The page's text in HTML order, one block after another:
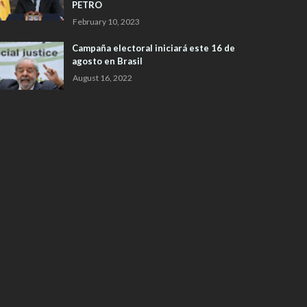
PETRO
February 10, 2023
Campaña electoral iniciará este 16 de
agosto en Brasil
August 16, 2022